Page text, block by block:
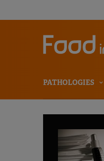
PATHOLOGIES